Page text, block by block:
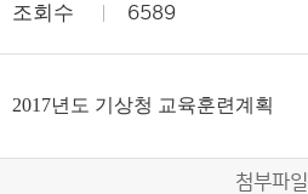
조회수 6589
2017년도 기상청 교육훈련계획
첨부파일